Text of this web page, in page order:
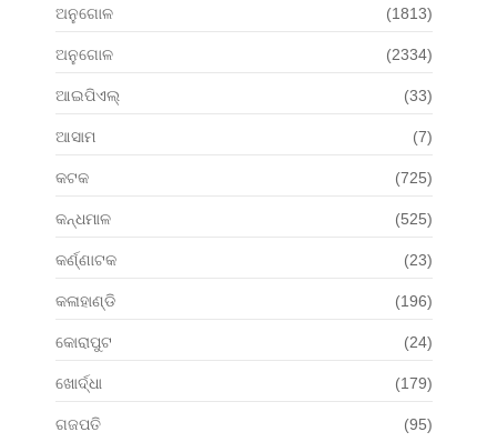
ଅନୁଗୋଳ (1813)
ଅନୁଗୋଳ (2334)
ଆଇପିଏଲ୍ (33)
ଆସାମ (7)
କଟକ (725)
କନ୍ଧମାଳ (525)
କର୍ଣ୍ଣାଟକ (23)
କଳାହାଣ୍ଡି (196)
କୋରାପୁଟ (24)
ଖୋର୍ଦ୍ଧା (179)
ଗଜପତି (95)